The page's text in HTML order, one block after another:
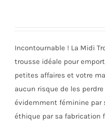
choisies
du
produit
Incontournable ! La Midi
trousse idéale pour
petites affaires et votre
aucun risque de les
évidemment féminine par
éthique par sa fabrication